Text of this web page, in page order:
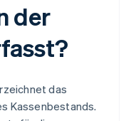
der
das
Kassenbestands.